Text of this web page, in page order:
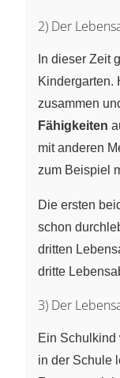
2) Der
In dieser Zeit
Kindergarten.
zusammen
Fähigkeiten
mit anderen
zum Beispiel
Die ersten
schon
dritten
dritte
3) Der
Ein Schulkind
in der Schule